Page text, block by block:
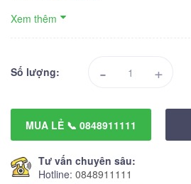
Xem thêm
Số lượng: - +
MUA LẺ 📞 0848911111
Tư vấn chuyên sâu:
Hotline: 0848911111